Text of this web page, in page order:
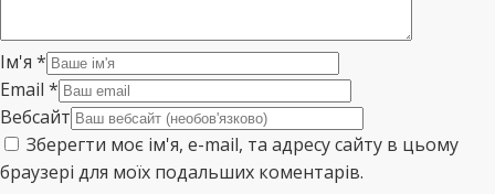
Ім'я *
Email *
Вебсайт
Зберегти моє ім'я, e-mail, та адресу сайту в цьому
браузері для моїх подальших коментарів.